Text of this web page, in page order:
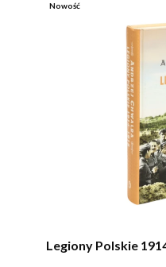
Nowość
Legiony Polskie